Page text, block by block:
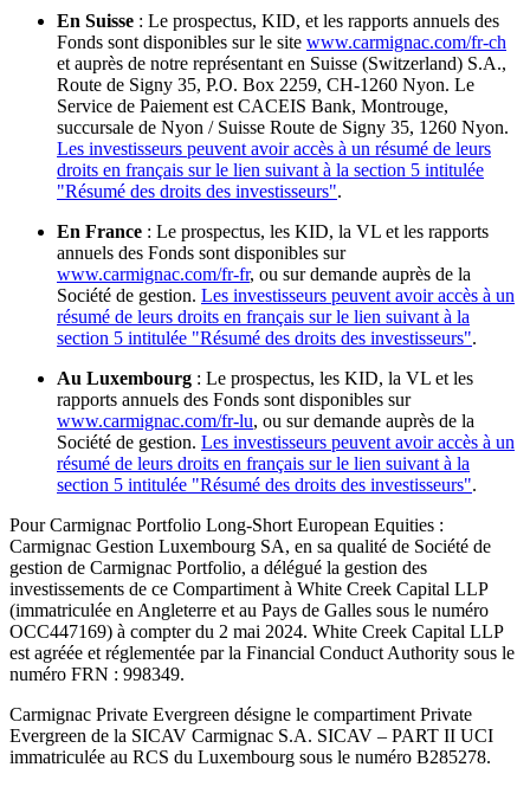
En Suisse : Le prospectus, KID, et les rapports annuels des
Fonds sont disponibles sur le site www.carmignac.com/fr-ch
et auprès de notre représentant en Suisse (Switzerland) S.A.,
Route de Signy 35, P.O. Box 2259, CH-1260 Nyon. Le
Service de Paiement est CACEIS Bank, Montrouge,
succursale de Nyon / Suisse Route de Signy 35, 1260 Nyon.
Les investisseurs peuvent avoir accès à un résumé de leurs
droits en français sur le lien suivant à la section 5 intitulée
"Résumé des droits des investisseurs".
En France : Le prospectus, les KID, la VL et les rapports
annuels des Fonds sont disponibles sur
www.carmignac.com/fr-fr, ou sur demande auprès de la
Société de gestion. Les investisseurs peuvent avoir accès à un
résumé de leurs droits en français sur le lien suivant à la
section 5 intitulée "Résumé des droits des investisseurs".
Au Luxembourg : Le prospectus, les KID, la VL et les
rapports annuels des Fonds sont disponibles sur
www.carmignac.com/fr-lu, ou sur demande auprès de la
Société de gestion. Les investisseurs peuvent avoir accès à un
résumé de leurs droits en français sur le lien suivant à la
section 5 intitulée "Résumé des droits des investisseurs".
Pour Carmignac Portfolio Long-Short European Equities :
Carmignac Gestion Luxembourg SA, en sa qualité de Société de
gestion de Carmignac Portfolio, a délégué la gestion des
investissements de ce Compartiment à White Creek Capital LLP
(immatriculée en Angleterre et au Pays de Galles sous le numéro
OCC447169) à compter du 2 mai 2024. White Creek Capital LLP
est agréée et réglementée par la Financial Conduct Authority sous le
numéro FRN : 998349.
Carmignac Private Evergreen désigne le compartiment Private
Evergreen de la SICAV Carmignac S.A. SICAV – PART II UCI
immatriculée au RCS du Luxembourg sous le numéro B285278.